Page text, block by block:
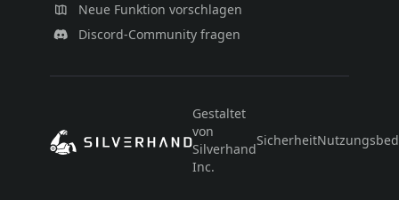
Neue Funktion vorschlagen
Discord-Community fragen
Gestaltet
von
Silverhand
Inc.
Sicherheit